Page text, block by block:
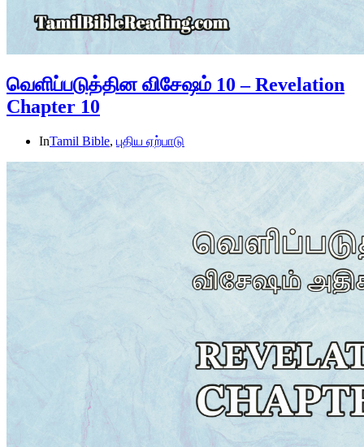
வெளிப்படுத்தின விசேஷம் 10 – Revelation
Chapter 10
InTamil Bible, புதிய ஏற்பாடு